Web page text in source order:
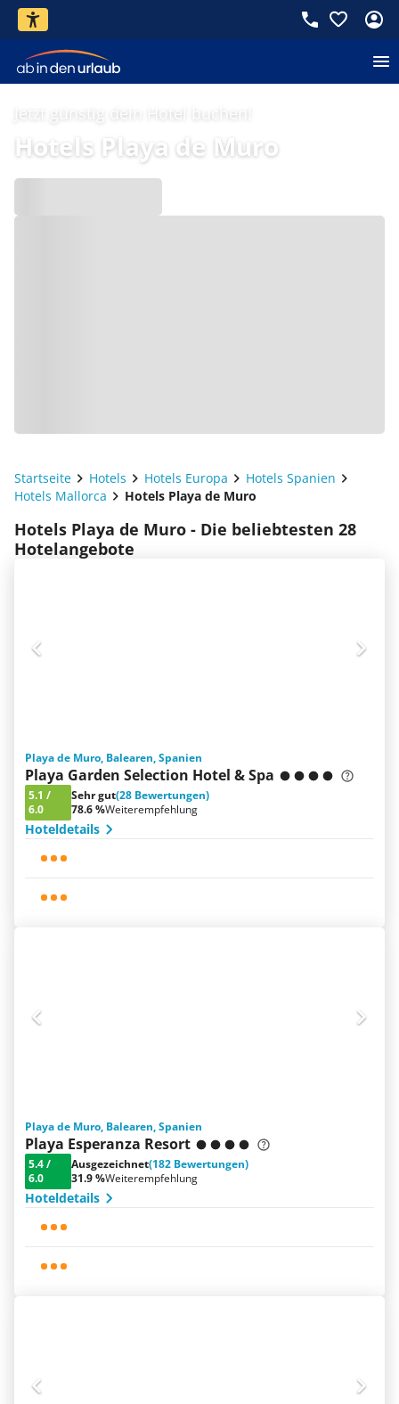
Jetzt günstig dein Hotel buchen!
Hotels Playa de Muro
Startseite Hotels Hotels Europa
Hotels Spanien
Hotels Mallorca
Hotels Playa de Muro
Hotels Playa de Muro - Die beliebtesten 28
Hotelangebote
Playa de Muro, Balearen, Spanien
Playa Garden Selection Hotel & Spa
5.1 /
6.0
Sehr gut(28 Bewertungen)
78.6 %Weiterempfehlung
Hoteldetails
Playa de Muro, Balearen, Spanien
Playa Esperanza Resort
5.4/
6.0
Ausgezeichnet(182 Bewertungen)
31.9 %Weiterempfehlung
Hoteldetails